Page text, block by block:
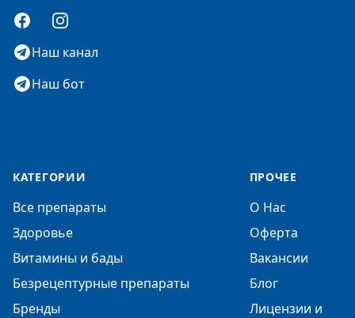
FacebookInstagram
Наш канал
Наш бот
КАТЕГОРИИ
Все препараты
Здоровье
Витамины и бады
Безрецептурные препараты
Бренды
ПРОЧЕЕ
О Нас
Оферта
Вакансии
Блог
Лицензии и